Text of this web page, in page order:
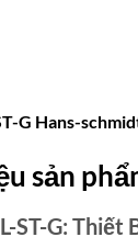
G Hans-
sản
ST-G: Thiết